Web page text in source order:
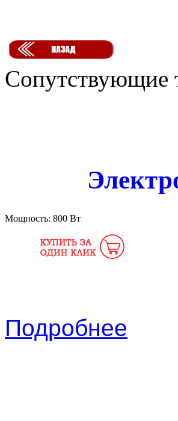
Сопутствующие
Мощность: 800 Вт
Подробнее